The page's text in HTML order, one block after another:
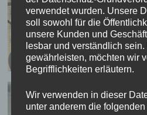
verwendet wurden. Unsere
soll sowohl für die
unsere Kunden und
lesbar und verständlich
gewährleisten, möchten wir
Begrifflichkeiten erläutern.
Wir verwenden in dieser
unter anderem die folgenden